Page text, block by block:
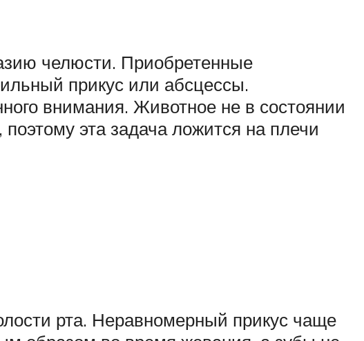
челюсти. Приобретенные
прикус или абсцессы.
внимания. Животное не в состоянии
эта задача ложится на плечи
рта. Неравномерный прикус чаще